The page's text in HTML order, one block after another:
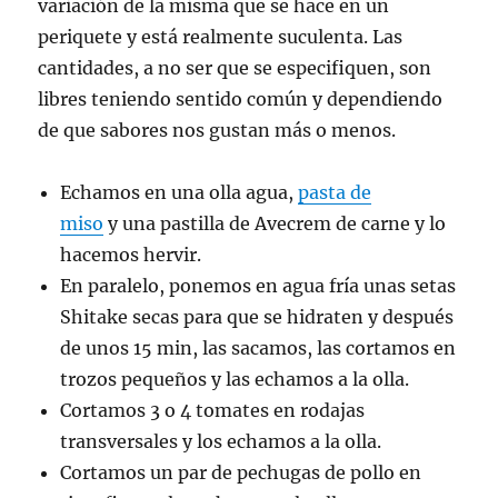
variación de la misma que se hace en un
periquete y está realmente suculenta. Las
cantidades, a no ser que se especifiquen, son
libres teniendo sentido común y dependiendo
de que sabores nos gustan más o menos.
Echamos en una olla agua,pasta de
miso y una pastilla de Avecrem de carne y lo
hacemos hervir.
En paralelo, ponemos en agua fría unas setas
Shitake secas para que se hidraten y después
de unos 15 min, las sacamos, las cortamos en
trozos pequeños y las echamos a la olla.
Cortamos 3 o 4 tomates en rodajas
transversales y los echamos a la olla.
Cortamos un par de pechugas de pollo en